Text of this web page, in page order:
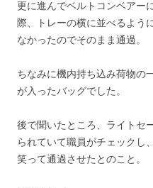
更に進んでベルトコンベアー
際、トレーの横に並べるよう
なかったのでそのまま通過。
ちなみに機内持ち込み荷物の
が入ったバッグでした。
後で聞いたところ、ライトセ
られていて職員がチェックし
笑って通過させたとのこと。